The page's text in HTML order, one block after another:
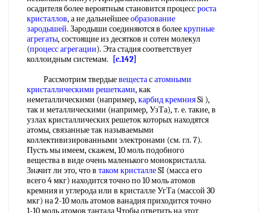
осадителя более вероятным становится процессроста
кристаллов, а не дальнейшееобразование
зародышей. Зародыши соединяются в болеекрупные
агрегаты, состоящие из десятков и сотен молекул
(процесс агрегации). Эта стадия соответствует
коллоидным системам.
[c.142]
Рассмотрим твердыевещестасатомными
кристаллическими решетками, как
неметаллическими (например,карбид кремнияSi ),
так и металлическими (например, УзТа), т. е. такие, в
узлах кристаллических решеток которых находятся
атомы, связанные так называемыми
коллективизированными электронами (см. гл. 7).
Пусть мы имеем, скажем, 10 моль подобного
вещества в виде очень маленького монокристалла.
Значит ли это, что в таком кристаллеSI (масса его
всего 4 мкг) находится точно по 10 моль атомов
кремния и углерода или в кристалле УгТа (массой 30
мкг) на 2-10 моль атомов ванадия приходится точно
1-10 моль атомов тантала Чтобы ответить на этот